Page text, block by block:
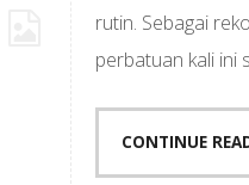
rutin. Sebagai
perbatuan kali ini
CONTINUE